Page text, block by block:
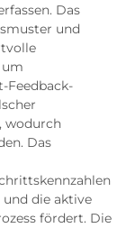
Das
und
um
Feedback-
wodurch
Das
die aktive
fördert. Die